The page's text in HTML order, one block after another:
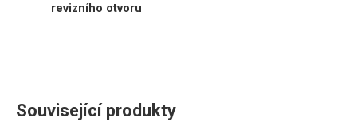
revizního otvoru
Související produkty